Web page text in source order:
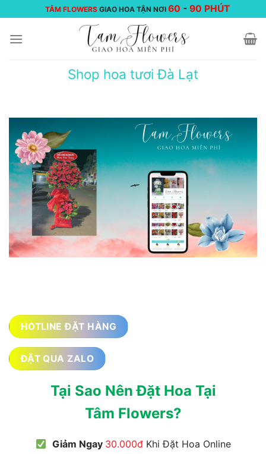
đến
nội
TÂM FLOWERS GIAO HOA TẬN NƠI 60 -90 PHÚT
Shop hoa tươi Đà Lạt
HOTLINE ĐẶT HÀNG
ĐẶT QUA ZALO
Tại Sao Nên Đặt Hoa Tại
Tâm Flowers?
Giảm Ngay 30.000đKhi Đặt Hoa Online